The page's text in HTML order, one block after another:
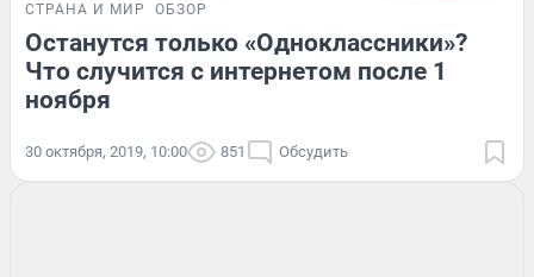
СТРАНА И МИР ОБЗОР
Останутся только «Одноклассники»?
Что случится с интернетом после 1
ноября
30 октября, 2019, 10:00 851 Обсудить